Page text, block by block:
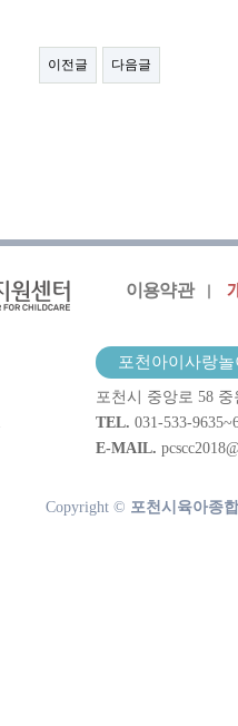
이전글 다음글
이용약관
포천아이사랑
포천시 중앙로 58
TEL. 031-533-
E-MAIL.
Copyright © 포천시육아종